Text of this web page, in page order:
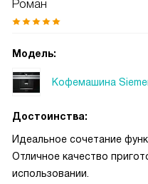
Роман
Модель:
Кофемашина
Достоинства:
Идеальное сочетание
Отличное качество
использовании.